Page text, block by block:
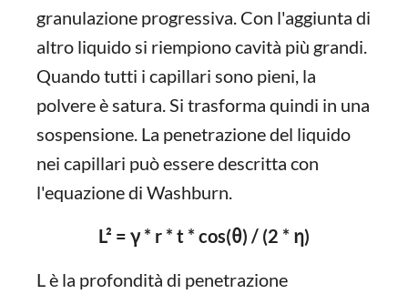
granulazione progressiva. Con l'aggiunta di
altro liquido si riempiono cavità più grandi.
Quando tutti i capillari sono pieni, la
polvere è satura. Si trasforma quindi in una
sospensione. La penetrazione del liquido
nei capillari può essere descritta con
l'equazione di Washburn.
L² = γ * r * t * cos(θ) / (2 * η)
L è la profondità di penetrazione